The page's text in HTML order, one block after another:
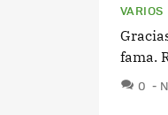
VARIOS
fama.
0